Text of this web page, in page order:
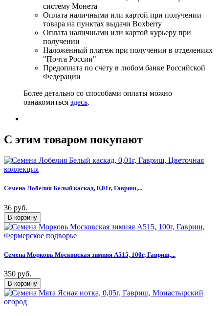
систему Монета
Оплата наличными или картой при получении
товара на пунктах выдачи Boxberry
Оплата наличными или картой курьеру при
получении
Наложенный платеж при получении в отделениях
"Почта России"
Предоплата по счету в любом банке Российской
Федерации
Более детально со способами оплаты можно
ознакомиться здесь.
C этим товаром покупают
Семена Лобелия Белый каскад, 0,01г, Гавриш,...
36 руб.
Семена Морковь Московская зимняя А515, 100г, Гавриш,...
350 руб.